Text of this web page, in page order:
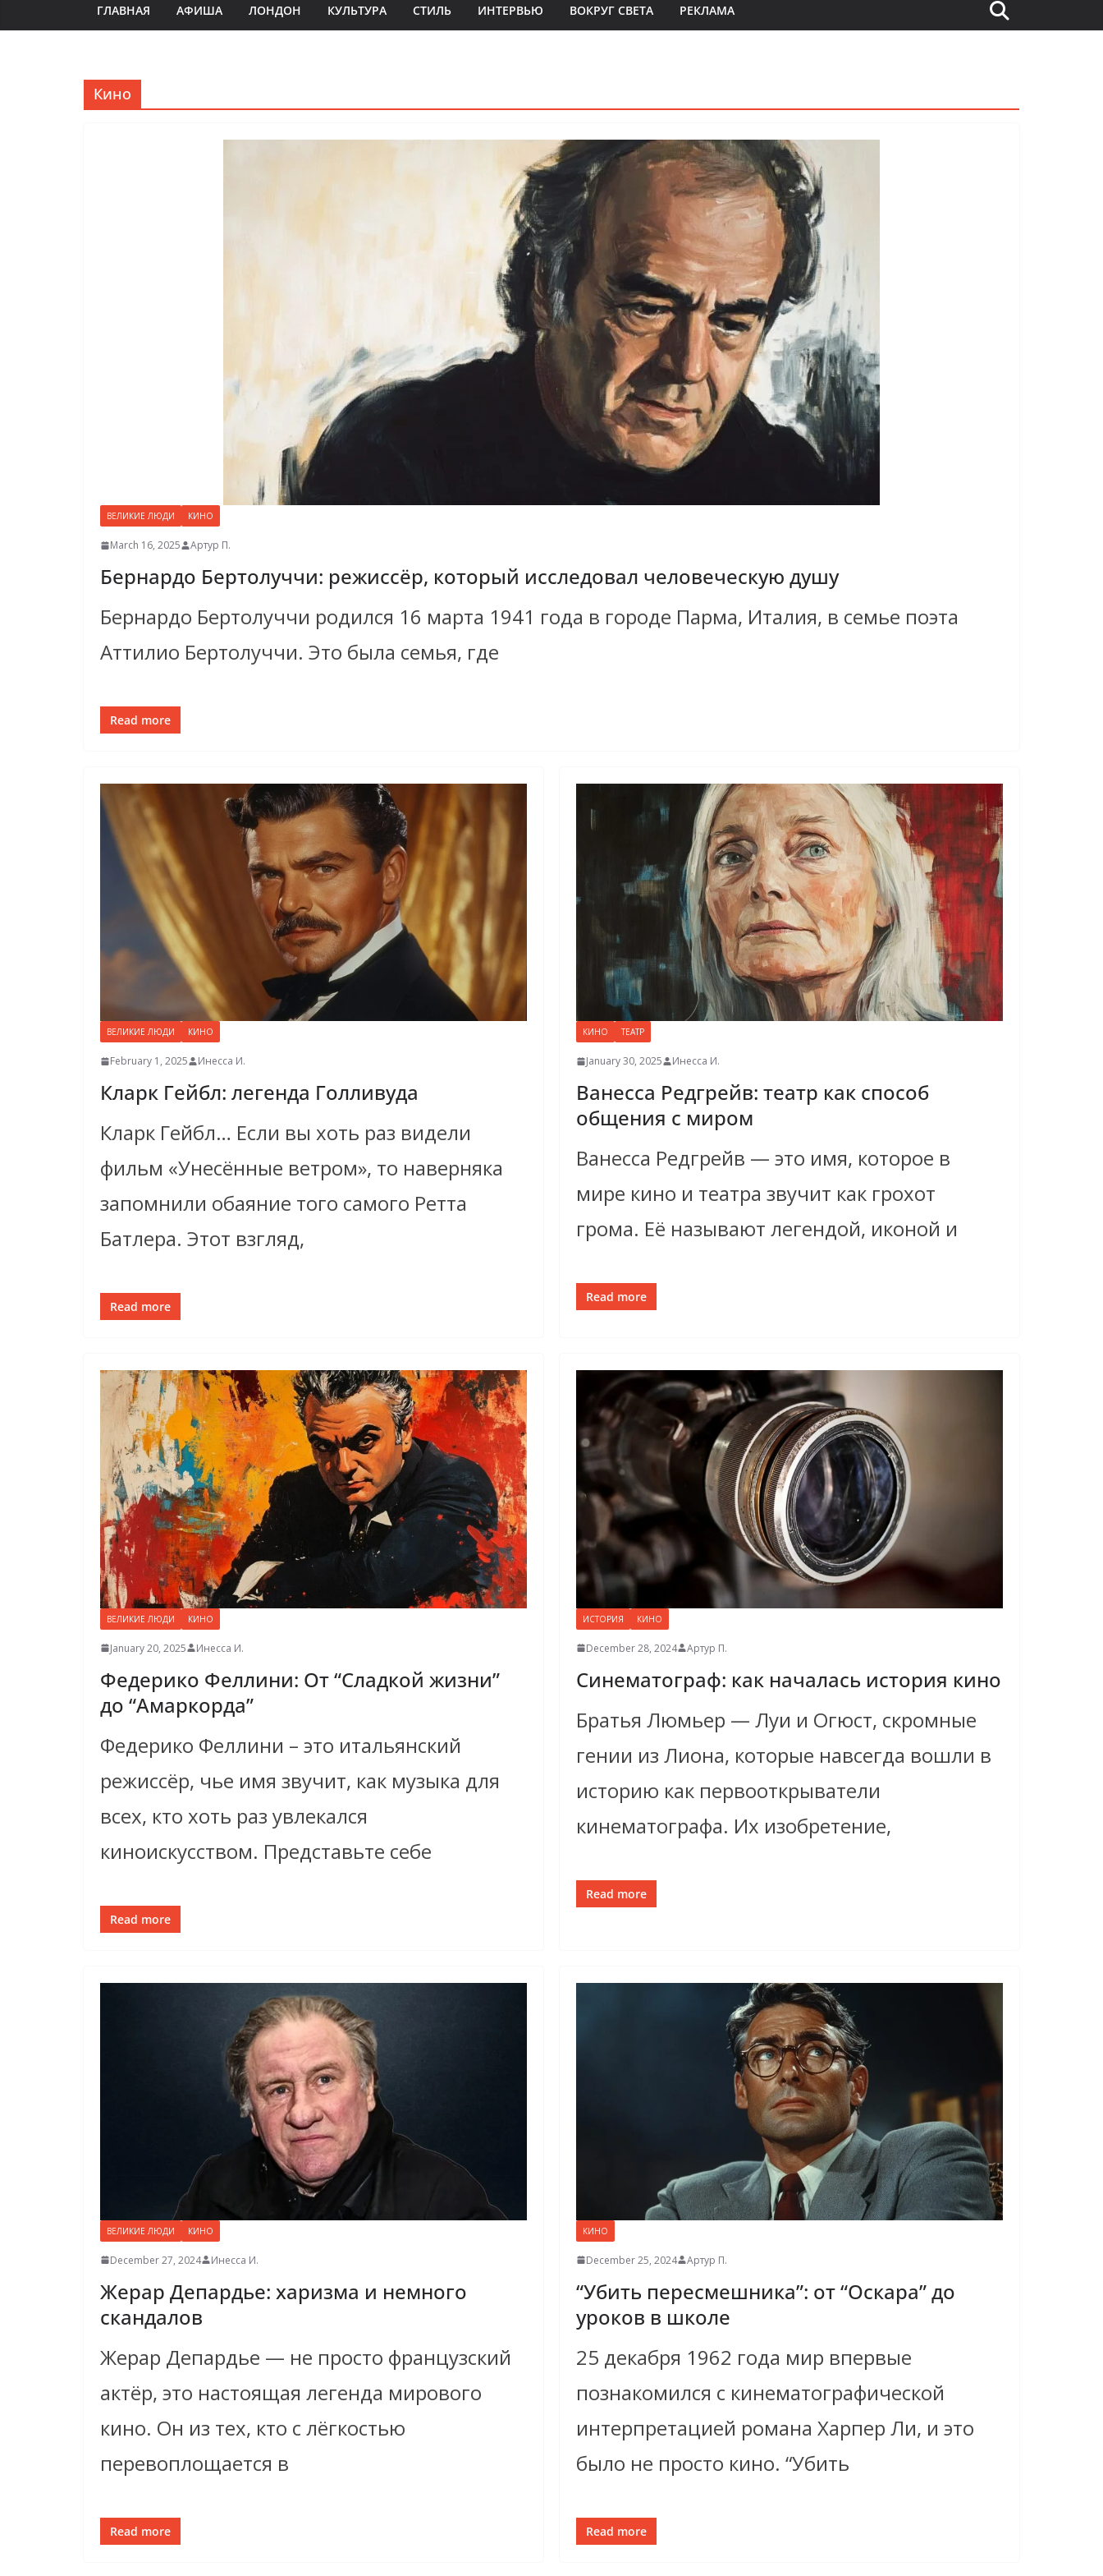
ГЛАВНАЯ АФИША ЛОНДОН КУЛЬТУРА СТИЛЬ ИНТЕРВЬЮ ВОКРУГ СВЕТА РЕКЛАМА
Кино
ВЕЛИКИЕ ЛЮДИ КИНО
March 16, 2025 Артур П.
Бернардо Бертолуччи: режиссёр, который исследовал человеческую душу
Бернардо Бертолуччи родился 16 марта 1941 года в городе Парма, Италия, в семье поэта
Аттилио Бертолуччи. Это была семья, где
Read more
ВЕЛИКИЕ ЛЮДИ КИНО
February 1, 2025 Инесса И.
Кларк Гейбл: легенда Голливуда
Кларк Гейбл… Если вы хоть раз видели
фильм «Унесённые ветром», то наверняка
запомнили обаяние того самого Ретта
Батлера. Этот взгляд,
Read more
КИНО ТЕАТР
January 30, 2025 Инесса И.
Ванесса Редгрейв: театр как способ
общения с миром
Ванесса Редгрейв — это имя, которое в
мире кино и театра звучит как грохот
грома. Её называют легендой, иконой и
Read more
ВЕЛИКИЕ ЛЮДИ КИНО
January 20, 2025 Инесса И.
Федерико Феллини: От “Сладкой жизни”
до “Амаркорда”
Федерико Феллини – это итальянский
режиссёр, чье имя звучит, как музыка для
всех, кто хоть раз увлекался
киноискусством. Представьте себе
Read more
ИСТОРИЯ КИНО
December 28, 2024 Артур П.
Синематограф: как началась история кино
Братья Люмьер — Луи и Огюст, скромные
гении из Лиона, которые навсегда вошли в
историю как первооткрыватели
кинематографа. Их изобретение,
Read more
ВЕЛИКИЕ ЛЮДИ КИНО
December 27, 2024 Инесса И.
Жерар Депардье: харизма и немного
скандалов
Жерар Депардье — не просто французский
актёр, это настоящая легенда мирового
кино. Он из тех, кто с лёгкостью
перевоплощается в
Read more
КИНО
December 25, 2024 Артур П.
“Убить пересмешника”: от “Оскара” до
уроков в школе
25 декабря 1962 года мир впервые
познакомился с кинематографической
интерпретацией романа Харпер Ли, и это
было не просто кино. “Убить
Read more